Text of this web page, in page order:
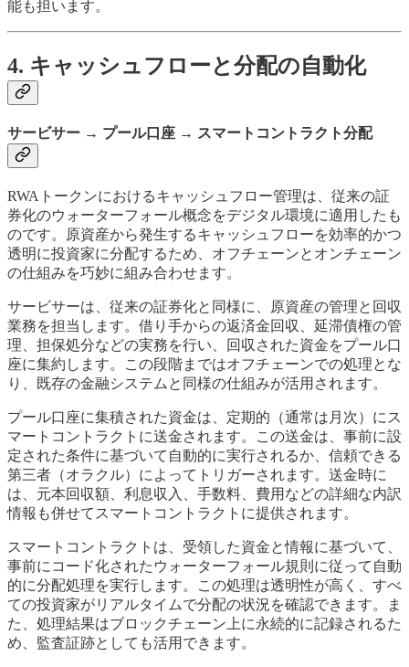
能も担います。
4. キャッシュフローと分配の自動化
サービサー → プール口座 → スマートコントラクト分配
RWAトークンにおけるキャッシュフロー管理は、従来の証
券化のウォーターフォール概念をデジタル環境に適用したも
のです。原資産から発生するキャッシュフローを効率的かつ
透明に投資家に分配するため、オフチェーンとオンチェーン
の仕組みを巧妙に組み合わせます。
サービサーは、従来の証券化と同様に、原資産の管理と回収
業務を担当します。借り手からの返済金回収、延滞債権の管
理、担保処分などの実務を行い、回収された資金をプール口
座に集約します。この段階まではオフチェーンでの処理とな
り、既存の金融システムと同様の仕組みが活用されます。
プール口座に集積された資金は、定期的（通常は月次）にス
マートコントラクトに送金されます。この送金は、事前に設
定された条件に基づいて自動的に実行されるか、信頼できる
第三者（オラクル）によってトリガーされます。送金時に
は、元本回収額、利息収入、手数料、費用などの詳細な内訳
情報も併せてスマートコントラクトに提供されます。
スマートコントラクトは、受領した資金と情報に基づいて、
事前にコード化されたウォーターフォール規則に従って自動
的に分配処理を実行します。この処理は透明性が高く、すべ
ての投資家がリアルタイムで分配の状況を確認できます。ま
た、処理結果はブロックチェーン上に永続的に記録されるた
め、監査証跡としても活用できます。